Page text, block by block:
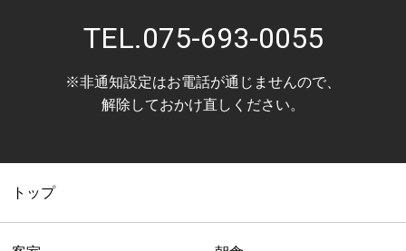
TEL.075-693-0055
※非通知設定はお電話が通じませんので、
解除しておかけ直しください。
トップ